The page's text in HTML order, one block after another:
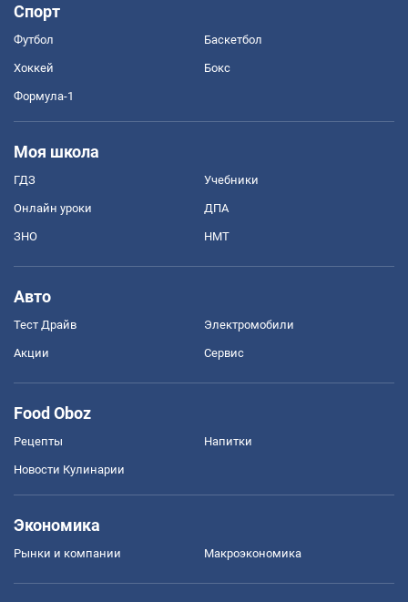
Спорт
Футбол Баскетбол
Хоккей Бокс
Формула-1
Моя школа
ГДЗ Учебники
Онлайн уроки ДПА
ЗНО НМТ
Авто
Тест Драйв Электромобили
Акции Сервис
Food Oboz
Рецепты Напитки
Новости Кулинарии
Экономика
Рынки и компании Mакроэкономика